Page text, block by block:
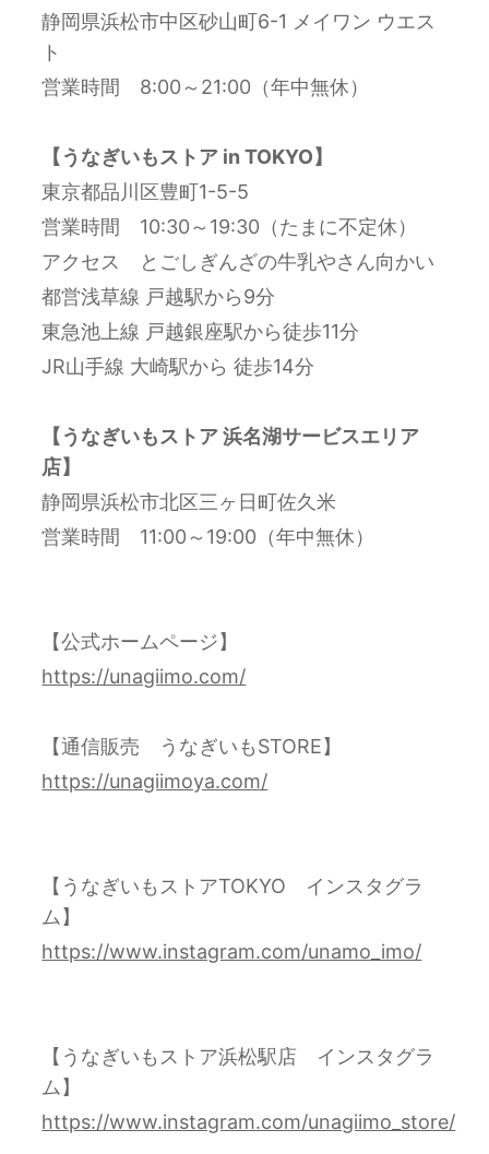
静岡県浜松市中区砂山町6-1 メイワン ウエス
ト
営業時間 8:00～21:00（年中無休）
【うなぎいもストア in TOKYO】
東京都品川区豊町1-5-5
営業時間 10:30～19:30（たまに不定休）
アクセス とごしぎんざの牛乳やさん向かい
都営浅草線 戸越駅から9分
東急池上線 戸越銀座駅から徒歩11分
JR山手線 大崎駅から 徒歩14分
【うなぎいもストア 浜名湖サービスエリア
店】
静岡県浜松市北区三ヶ日町佐久米
営業時間 11:00～19:00（年中無休）
【公式ホームページ】
https://unagiimo.com/
【通信販売 うなぎいもSTORE】
https://unagiimoya.com/
【うなぎいもストアTOKYO インスタグラ
ム】
https://www.instagram.com/unamo_imo/
【うなぎいもストア浜松駅店 インスタグラ
ム】
https://www.instagram.com/unagiimo_store/